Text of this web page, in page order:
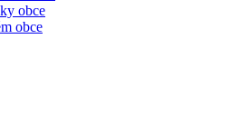
obce
obce